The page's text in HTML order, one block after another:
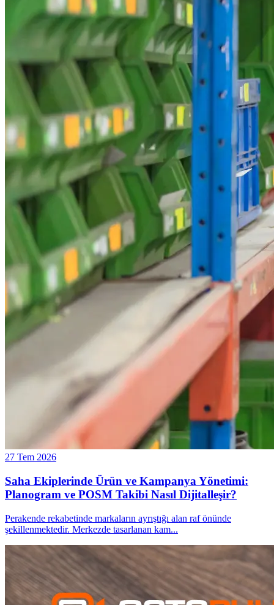
27 Tem 2026
Saha Ekiplerinde Ürün ve Kampanya Yönetimi:
Planogram ve POSM Takibi Nasıl Dijitalleşir?
Perakende rekabetinde markaların ayrıştığı alan raf önünde
şekillenmektedir. Merkezde tasarlanan kam...